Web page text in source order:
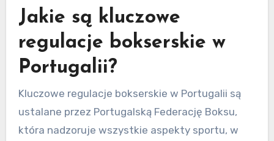
Jakie są kluczowe
regulacje bokserskie w
Portugalii?
Kluczowe regulacje bokserskie w Portugalii są
ustalane przez Portugalską Federację Boksu,
która nadzoruje wszystkie aspekty sportu, w